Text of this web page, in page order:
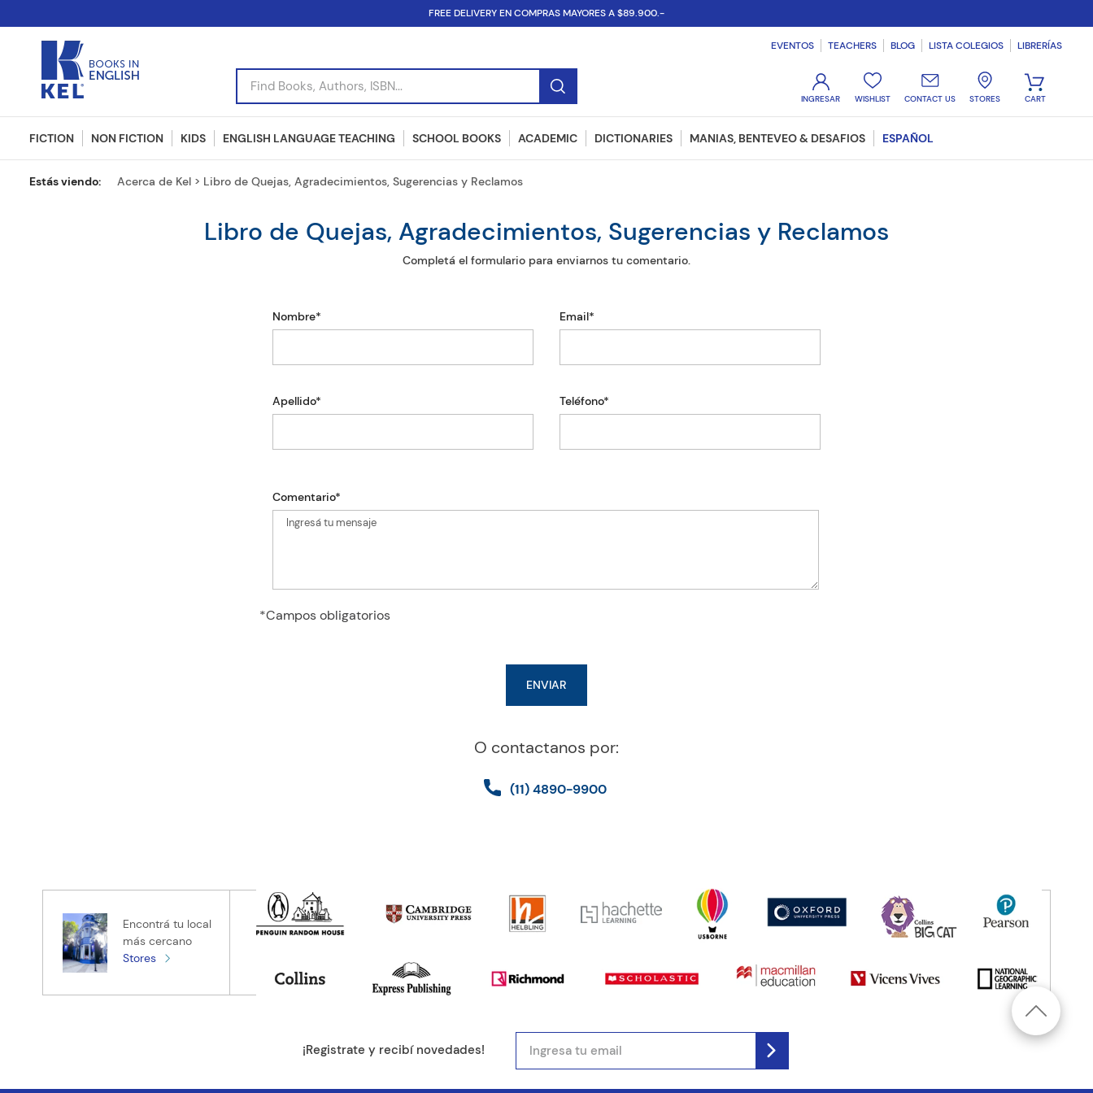
FREE DELIVERY EN COMPRAS MAYORES A $89.900.-
Find Books, Authors, ISBN...
EVENTOS TEACHERS BLOG LISTA COLEGIOS LIBRERÍAS
WISHLIST CONTACT US STORES
FICTION NON FICTION KIDS ENGLISH LANGUAGE TEACHING SCHOOL BOOKS ACADEMIC DICTIONARIES MANIAS, BENTEVEO & DESAFIOS ESPAÑOL
Estás viendo: Acerca de Kel > Libro de Quejas, Agradecimientos, Sugerencias y Reclamos
Libro de Quejas, Agradecimientos, Sugerencias y Reclamos
Completá el formulario para enviarnos tu comentario.
Nombre*
Apellido*
Email*
Teléfono*
Comentario*
*Campos obligatorios
ENVIAR
O contactanos por:
(11) 4890-9900
Encontrá tu local
más cercano
Stores
¡Registrate y recibí novedades!